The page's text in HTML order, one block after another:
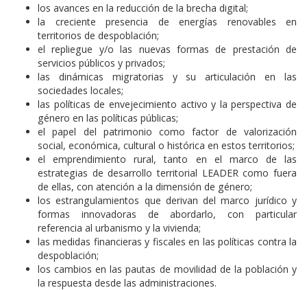
los avances en la reducción de la brecha digital;
la creciente presencia de energías renovables en
territorios de despoblación;
el repliegue y/o las nuevas formas de prestación de
servicios públicos y privados;
las dinámicas migratorias y su articulación en las
sociedades locales;
las políticas de envejecimiento activo y la perspectiva de
género en las políticas públicas;
el papel del patrimonio como factor de valorización
social, económica, cultural o histórica en estos territorios;
el emprendimiento rural, tanto en el marco de las
estrategias de desarrollo territorial LEADER como fuera
de ellas, con atención a la dimensión de género;
los estrangulamientos que derivan del marco jurídico y
formas innovadoras de abordarlo, con particular
referencia al urbanismo y la vivienda;
las medidas financieras y fiscales en las políticas contra la
despoblación;
los cambios en las pautas de movilidad de la población y
la respuesta desde las administraciones.